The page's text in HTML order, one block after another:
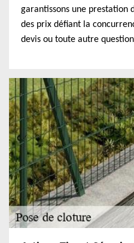
garantissons une prestation
des prix défiant la
devis ou toute autre